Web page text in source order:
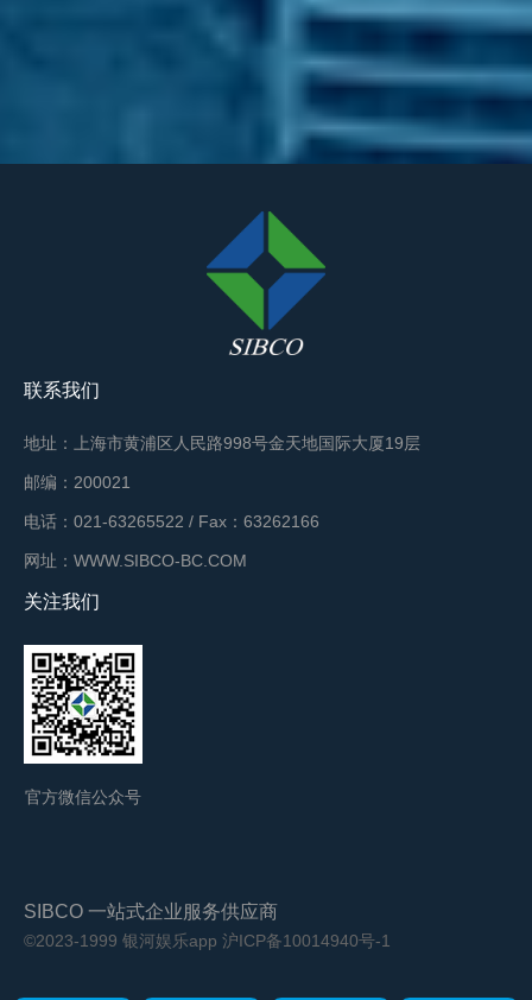
联系我们
地址：上海市黄浦区人民路998号金天地国际大厦19层
邮编：200021
电话：021-63265522 / Fax：63262166
网址：WWW.SIBCO-BC.COM
关注我们
官方微信公众号
SIBCO 一站式企业服务供应商
©2023-1999 银河娱乐app 沪ICP备10014940号-1